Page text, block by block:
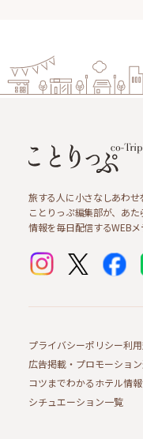
旅する人に小さなしあわせ
ことりっぷ編集部が、あ
情報を毎日配信するWEBメ
プライバシーポリシー利
広告掲載・プロモーション
コツまでわかるホテル情
シチュエーション一覧